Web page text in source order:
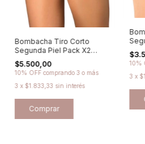
Bombacha Tiro Corto
Segunda Piel Pack X2
Cocot Mujer - 6191
$5.500,00
10% OFF comprando 3 o más
3 x $1.833,33 sin interés
Comprar
-
10%
3 x